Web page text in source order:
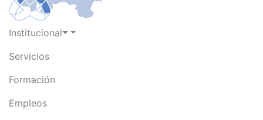
Institucional
Servicios
Formación
Empleos